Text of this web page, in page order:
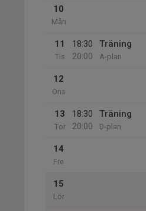
10
Mån
11
Tis
18:30
20:00
Träning
A-plan
12
Ons
13
Tor
18:30
20:00
Träning
D-plan
14
Fre
15
Lör